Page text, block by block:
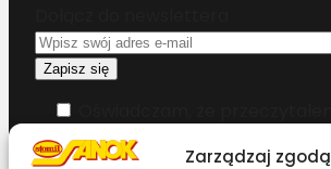
Zarządzaj zgodą
warunki korzystania z serwisu